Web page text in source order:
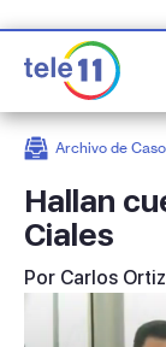
Archivo de
Hallan
Ciales
Por Carlos Ortiz
post